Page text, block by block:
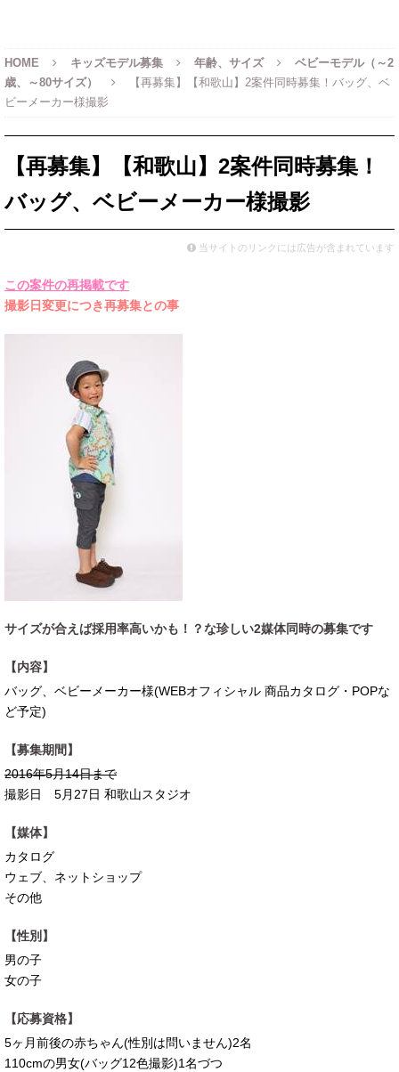
HOME キッズモデル募集 年齢、サイズ
ベビーモデル（～2
歳、～80サイズ）
【再募集】【和歌山】2案件同時募集！バッグ、ベ
ビーメーカー様撮影
【再募集】【和歌山】2案件同時募集！
バッグ、ベビーメーカー様撮影
当サイトのリンクには広告が含まれています
この案件の再掲載です
撮影日変更につき再募集との事
サイズが合えば採用率高いかも！？な珍しい2媒体同時の募集です
【内容】
バッグ、ベビーメーカー様(WEBオフィシャル 商品カタログ・POPな
ど予定)
【募集期間】
2016年5月14日まで
撮影日 5月27日 和歌山スタジオ
【媒体】
カタログ
ウェブ、ネットショップ
その他
【性別】
男の子
女の子
【応募資格】
5ヶ月前後の赤ちゃん(性別は問いません)2名
110cmの男女(バッグ12色撮影)1名づつ